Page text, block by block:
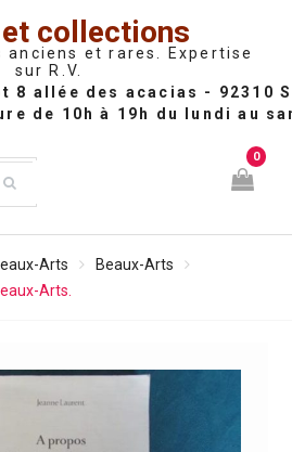
collections
anciens et rares. Expertise
sur R.V.
0
Arts
Beaux-Arts
Arts.